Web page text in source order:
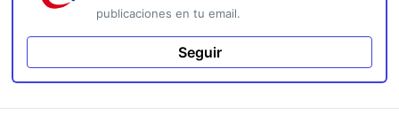
publicaciones en tu email.
Seguir